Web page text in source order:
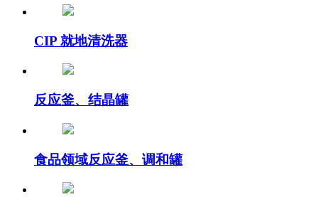
CIP 就地清洗器
反应釜、结晶罐
食品领域反应釜、调和罐